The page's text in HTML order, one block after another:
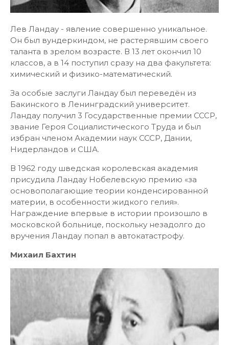
Лев Ландау - явление совершенно уникальное.
Он был вундеркиндом, не растерявшим своего
таланта в зрелом возрасте. В 13 лет окончил 10
классов, а в 14 поступил сразу на два факультета:
химический и физико-математический.
За особые заслуги Ландау был переведён из
Бакинского в Ленинградский университет.
Ландау получил 3 Государственные премии СССР,
звание Героя Социалистического Труда и был
избран членом Академии наук СССР, Дании,
Нидерландов и США.
В 1962 году шведская королевская академия
присудила Ландау Нобелевскую премию «за
основополагающие теории конденсированной
материи, в особенности жидкого гелия».
Награждение впервые в истории произошло в
московской больнице, поскольку незадолго до
вручения Ландау попал в автокатастрофу.
Михаил Бахтин